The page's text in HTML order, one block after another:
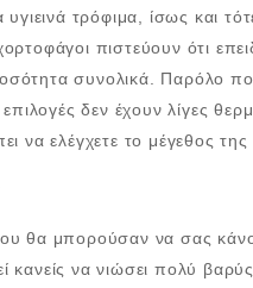
τρόφιμα, ίσως και
πιστεύουν ότι
συνολικά. Παρόλο
δεν έχουν λίγες
να ελέγχετε το μέγεθος της
θα μπορούσαν να σας
κανείς να νιώσει πολύ